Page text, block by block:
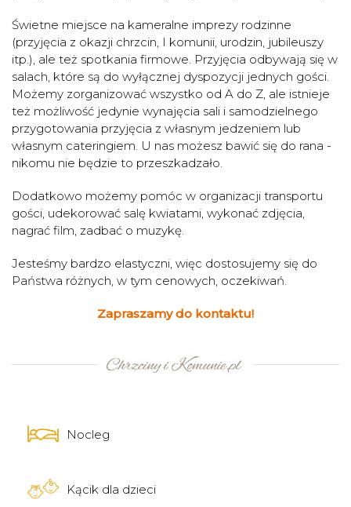
Świetne miejsce na kameralne imprezy rodzinne
(przyjęcia z okazji chrzcin, I komunii, urodzin, jubileuszy
itp.), ale też spotkania firmowe. Przyjęcia odbywają się w
salach, które są do wyłącznej dyspozycji jednych gości.
Możemy zorganizować wszystko od A do Z, ale istnieje
też możliwość jedynie wynajęcia sali i samodzielnego
przygotowania przyjęcia z własnym jedzeniem lub
własnym cateringiem. U nas możesz bawić się do rana -
nikomu nie będzie to przeszkadzało.
Dodatkowo możemy pomóc w organizacji transportu
gości, udekorować salę kwiatami, wykonać zdjęcia,
nagrać film, zadbać o muzykę.
Jesteśmy bardzo elastyczni, więc dostosujemy się do
Państwa różnych, w tym cenowych, oczekiwań.
Zapraszamy do kontaktu!
Nocleg
Kącik dla dzieci